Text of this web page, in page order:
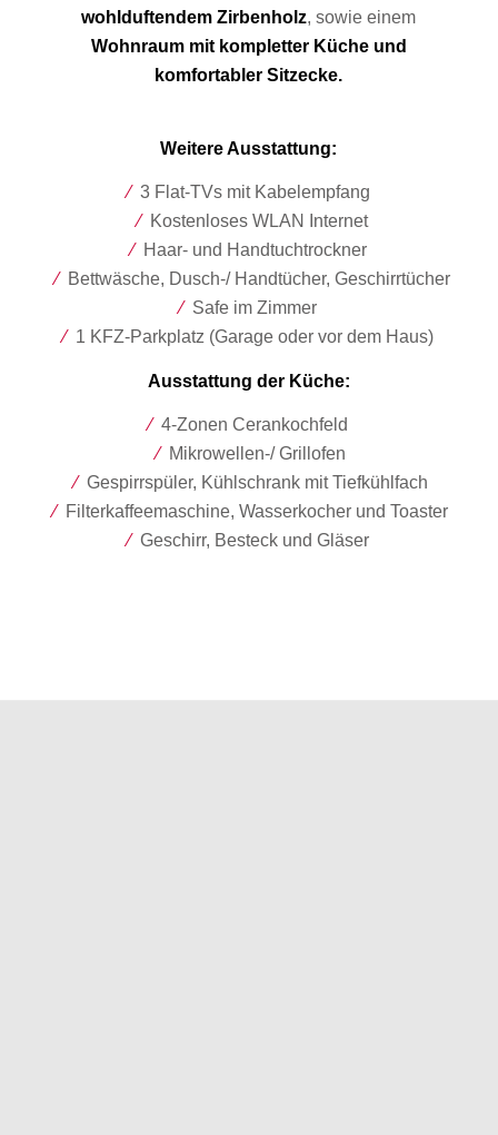
wohlduftendem Zirbenholz, sowie einem
Wohnraum mit kompletter Küche und
komfortabler Sitzecke.
Weitere Ausstattung:
⁄ 3 Flat-TVs mit Kabelempfang
⁄ Kostenloses WLAN Internet
⁄ Haar- und Handtuchtrockner
⁄ Bettwäsche, Dusch-/ Handtücher, Geschirrtücher
⁄Safe im Zimmer
⁄ 1 KFZ-Parkplatz (Garage oder vor dem Haus)
Ausstattung der Küche:
⁄ 4-Zonen Cerankochfeld
⁄ Mikrowellen-/ Grillofen
⁄Gespirrspüler, Kühlschrank mit Tiefkühlfach
⁄ Filterkaffeemaschine, Wasserkocher und Toaster
⁄ Geschirr, Besteck und Gläser